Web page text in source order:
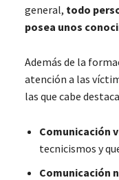
general, todo
posea unos
Además de la
atención a las
las que cabe
Comunicación
tecnicismos y
Comunicación